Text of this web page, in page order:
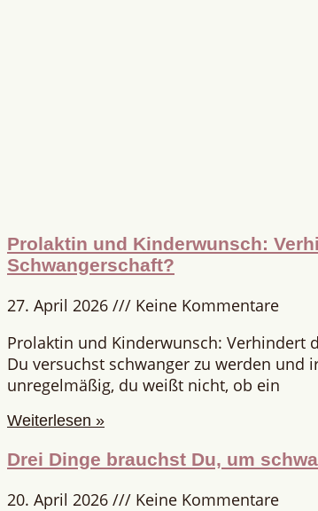
Prolaktin und Kinderwunsch:
Schwangerschaft?
27. April 2026
Keine Kommentare
Prolaktin und Kinderwunsch: Verhindert
Du versuchst schwanger zu werden
unregelmäßig, du weißt nicht, ob ein
Weiterlesen »
Drei Dinge brauchst Du, um
20. April 2026
Keine Kommentare